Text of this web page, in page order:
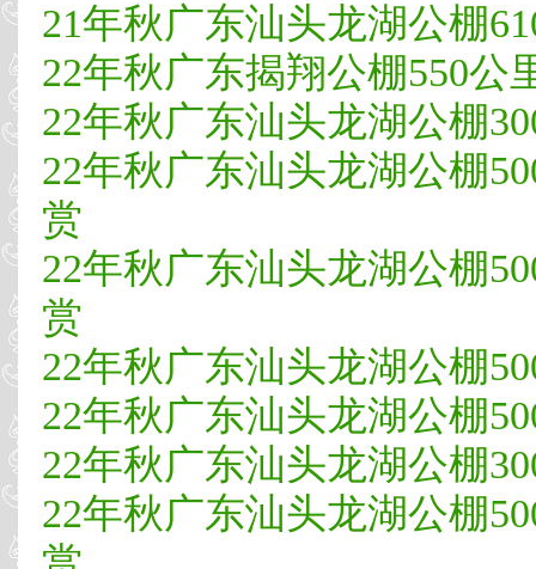
21年秋广东汕头龙湖公棚
22年秋广东揭翔公棚550公
22年秋广东汕头龙湖公棚
22年秋广东汕头龙湖公棚
赏
22年秋广东汕头龙湖公棚
赏
22年秋广东汕头龙湖公棚
22年秋广东汕头龙湖公棚
22年秋广东汕头龙湖公棚
22年秋广东汕头龙湖公棚